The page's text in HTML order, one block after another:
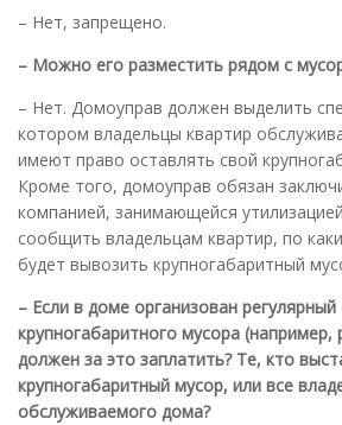
– Нет, запрещено.
– Можно его разместить рядом с
– Нет. Домоуправ должен выделить
котором владельцы квартир
имеют право оставлять свой
Кроме того, домоуправ обязан
компанией, занимающейся
сообщить владельцам квартир, по
будет вывозить крупногабаритный
– Если в доме организован регулярный
крупногабаритного мусора (например,
должен за это заплатить? Те, кто
крупногабаритный мусор, или все
обслуживаемого дома?